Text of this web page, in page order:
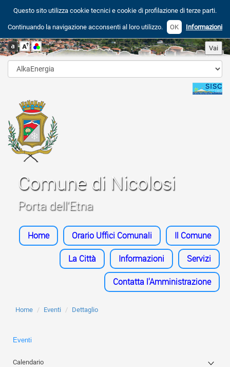
Questo sito utilizza cookie tecnici e cookie di profilazione di terze parti.
Continuando la navigazione acconsenti al loro utilizzo. OK Informazioni
Comune di Nicolosi
Porta dell'Etna
Home Orario Uffici Comunali Il Comune
La Città Informazioni Servizi
Contatta l'Amministrazione
Home Eventi Dettaglio
Eventi
Calendario